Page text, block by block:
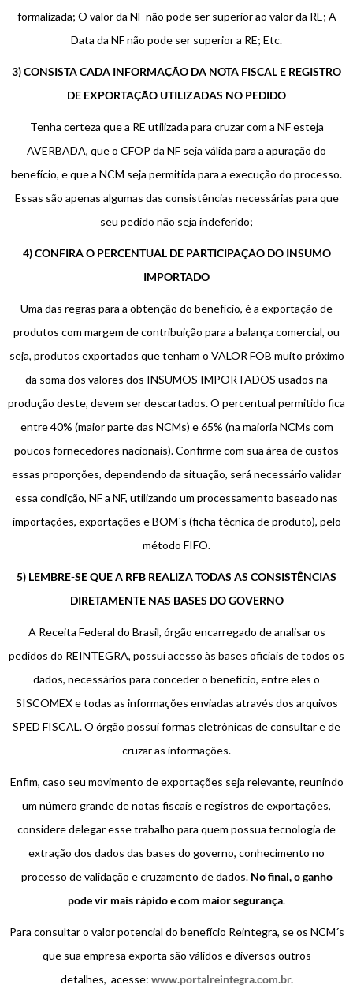
formalizada; O valor da NF não pode ser superior ao valor da RE; A
Data da NF não pode ser superior a RE; Etc.
3) CONSISTA CADA INFORMAÇÃO DA NOTA FISCAL E REGISTRO
DE EXPORTAÇÃO UTILIZADAS NO PEDIDO
Tenha certeza que a RE utilizada para cruzar com a NF esteja
AVERBADA, que o CFOP da NF seja válida para a apuração do
benefício, e que a NCM seja permitida para a execução do processo.
Essas são apenas algumas das consistências necessárias para que
seu pedido não seja indeferido;
4) CONFIRA O PERCENTUAL DE PARTICIPAÇÃO DO INSUMO
IMPORTADO
Uma das regras para a obtenção do benefício, é a exportação de
produtos com margem de contribuição para a balança comercial, ou
seja, produtos exportados que tenham o VALOR FOB muito próximo
da soma dos valores dos INSUMOS IMPORTADOS usados na
produção deste, devem ser descartados. O percentual permitido fica
entre 40% (maior parte das NCMs) e 65% (na maioria NCMs com
poucos fornecedores nacionais). Confirme com sua área de custos
essas proporções, dependendo da situação, será necessário validar
essa condição, NF a NF, utilizando um processamento baseado nas
importações, exportações e BOM´s (ficha técnica de produto), pelo
método FIFO.
5) LEMBRE-SE QUE A RFB REALIZA TODAS AS CONSISTÊNCIAS
DIRETAMENTE NAS BASES DO GOVERNO
A Receita Federal do Brasil, órgão encarregado de analisar os
pedidos do REINTEGRA, possui acesso às bases oficiais de todos os
dados, necessários para conceder o benefício, entre eles o
SISCOMEX e todas as informações enviadas através dos arquivos
SPED FISCAL. O órgão possui formas eletrônicas de consultar e de
cruzar as informações.
Enfim, caso seu movimento de exportações seja relevante, reunindo
um número grande de notas fiscais e registros de exportações,
considere delegar esse trabalho para quem possua tecnologia de
extração dos dados das bases do governo, conhecimento no
processo de validação e cruzamento de dados. No final, o ganho
pode vir mais rápido e com maior segurança.
Para consultar o valor potencial do benefício Reintegra, se os NCM´s
que sua empresa exporta são válidos e diversos outros
detalhes, acesse: www.portalreintegra.com.br.